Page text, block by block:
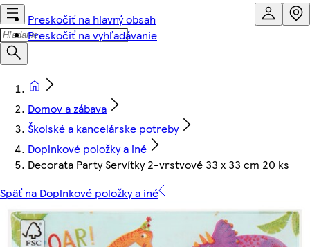
Preskočiť na hlavný obsah
Preskočiť na vyhľadávanie
Domov a zábava
Školské a kancelárske potreby
Doplnkové položky a iné
Decorata Party Servítky 2-vrstvové 33 x 33 cm 20 ks
Späť na Doplnkové položky a iné